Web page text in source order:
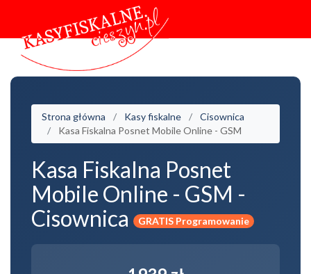
Strona główna Kasy fiskalne
Cisownica
Kasa Fiskalna Posnet Mobile Online - GSM
Kasa Fiskalna Posnet
Mobile Online - GSM -
Cisownica
GRATIS Programowanie